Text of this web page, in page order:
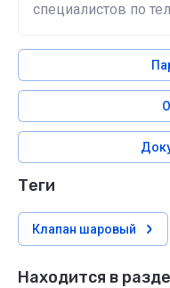
специалистов по
теги
Клапан шаровый
Находится в